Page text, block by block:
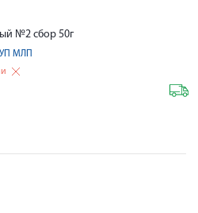
№2 сбор 50г
МЛП